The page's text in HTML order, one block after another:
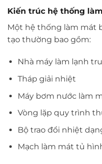
Kiến trúc hệ thống
Một hệ thống làm mát
tạo thường bao gồm:
Nhà máy làm lạnh
Tháp giải nhiệt
Máy bơm nước làm
Vòng lặp quy trình
Bộ trao đổi nhiệt
Mạch làm mát tủ